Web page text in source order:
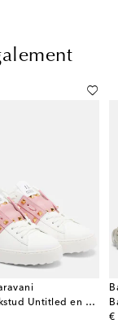
Baskets Rockstud Untitled en cuir
€